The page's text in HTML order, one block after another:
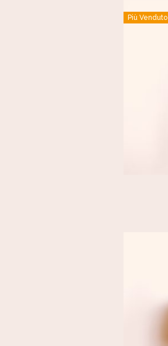
Più Venduto